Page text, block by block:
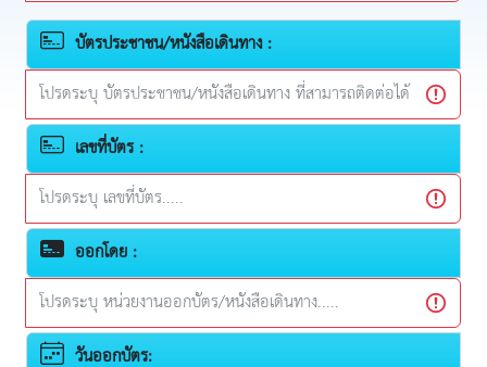
บัตรประชาชน/หนังสือเดินทาง :
เลขที่บัตร :
ออกโดย :
วันออกบัตร: